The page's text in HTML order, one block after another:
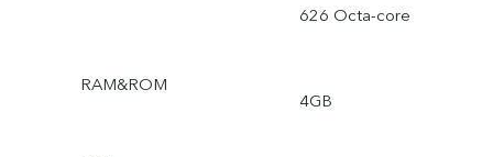
626 Octa-core
RAM&ROM
4GB